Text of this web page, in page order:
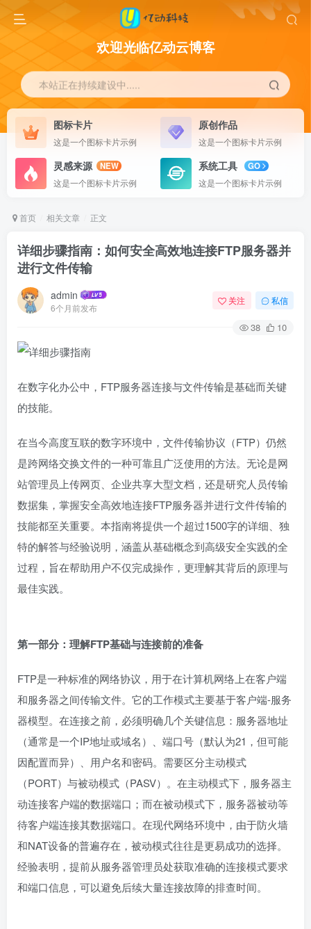
欢迎光临亿动云博客
本站正在持续建设中.....
图标卡片
这是一个图标卡片示例
原创作品
这是一个图标卡片示例
灵感来源
NEW
这是一个图标卡片示例
系统工具
GO
这是一个图标卡片示例
首页 相关文章 正文
详细步骤指南：如何安全高效地连接FTP服务器并
进行文件传输
admin
6个月前发布
关注 私信
38 10
在数字化办公中，FTP服务器连接与文件传输是基础而关键
的技能。
在当今高度互联的数字环境中，文件传输协议（FTP）仍然
是跨网络交换文件的一种可靠且广泛使用的方法。无论是网
站管理员上传网页、企业共享大型文档，还是研究人员传输
数据集，掌握安全高效地连接FTP服务器并进行文件传输的
技能都至关重要。本指南将提供一个超过1500字的详细、独
特的解答与经验说明，涵盖从基础概念到高级安全实践的全
过程，旨在帮助用户不仅完成操作，更理解其背后的原理与
最佳实践。
第一部分：理解FTP基础与连接前的准备
FTP是一种标准的网络协议，用于在计算机网络上在客户端
和服务器之间传输文件。它的工作模式主要基于客户端-服务
器模型。在连接之前，必须明确几个关键信息：服务器地址
（通常是一个IP地址或域名）、端口号（默认为21，但可能
因配置而异）、用户名和密码。需要区分主动模式
（PORT）与被动模式（PASV）。在主动模式下，服务器主
动连接客户端的数据端口；而在被动模式下，服务器被动等
待客户端连接其数据端口。在现代网络环境中，由于防火墙
和NAT设备的普遍存在，被动模式往往是更易成功的选择。
经验表明，提前从服务器管理员处获取准确的连接模式要求
和端口信息，可以避免后续大量连接故障的排查时间。